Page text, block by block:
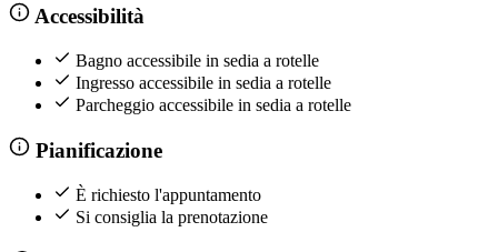
Accessibilità
Bagno accessibile in sedia a rotelle
Ingresso accessibile in sedia a rotelle
Parcheggio accessibile in sedia a rotelle
Pianificazione
È richiesto l'appuntamento
Si consiglia la prenotazione